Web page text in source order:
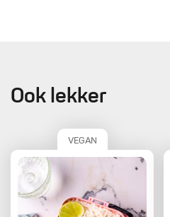
Ook lekker
VEGAN